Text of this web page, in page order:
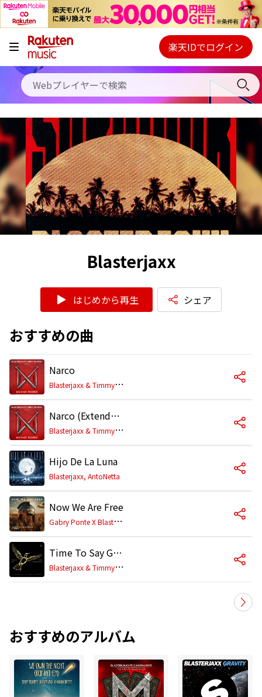
キャンペーン
料金プラン
使い方
初回30日間無料お試し
Webプレイヤー
ご契約内容の確認・変更
楽天IDでログイン
Blasterjaxx
はじめから再生 シェア
おすすめの曲
Narco
B
lasterjaxx & Timmy Trumpet
Narco (Extended Mix)
B
lasterjaxx & Timmy Trumpet
Hijo De La Luna
Blasterjaxx, AntoNetta
Now We Are Free
G
abry Ponte X Blasterjaxx X 1 World X AntoNetta
Time To Say Goodbye
B
lasterjaxx & Timmy Trumpet
おすすめのアルバム